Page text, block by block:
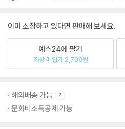
이미 소장하고 있다면 판매해 보세요.
예스24에 팔기
최상 매입가 2,700원
해외배송 가능
문화비소득공제 가능